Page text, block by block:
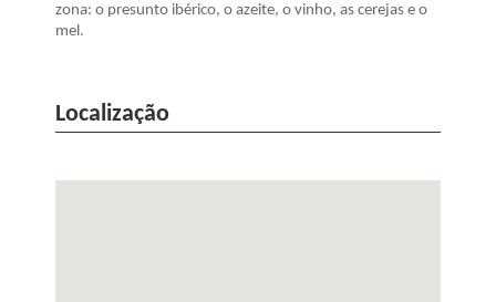
zona: o presunto ibérico, o azeite, o vinho, as cerejas e o
mel.
Localização